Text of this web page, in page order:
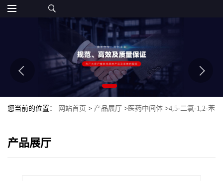
您当前的位置： 网站首页 > 产品展厅 >医药中间体 >4,5-二氯-1,2-苯
产品展厅